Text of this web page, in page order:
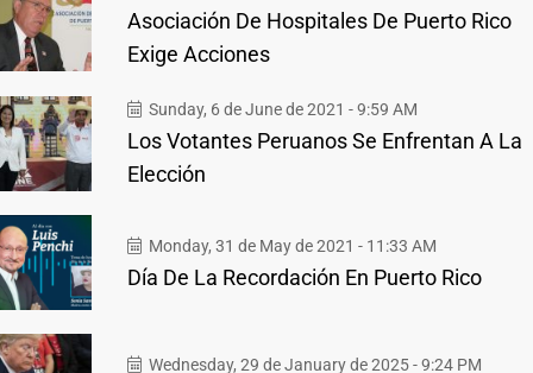
Asociación De Hospitales De Puerto Rico
Exige Acciones
Sunday, 6 de June de 2021 - 9:59 AM
Los Votantes Peruanos Se Enfrentan A La
Elección
Monday, 31 de May de 2021 - 11:33 AM
Día De La Recordación En Puerto Rico
Wednesday, 29 de January de 2025 - 9:24 PM